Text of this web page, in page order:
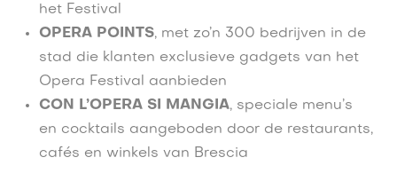
het Festival
OPERA POINTS, met zo’n 300 bedrijven in de
stad die klanten exclusieve gadgets van het
Opera Festival aanbieden
CON L’OPERA SI MANGIA, speciale menu’s
en cocktails aangeboden door de restaurants,
cafés en winkels van Brescia